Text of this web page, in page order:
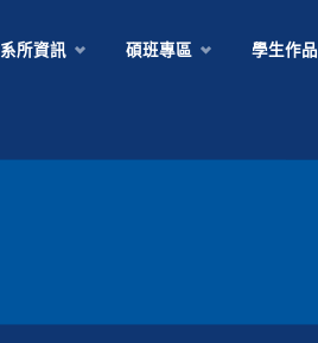
系所資訊 碩班專區 學生作品